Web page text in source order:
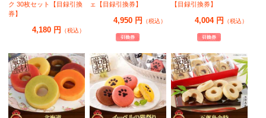
ク 30枚セット【目録引換
券】
4,180 円 （税込）
ェ【目録引換券】
4,950 円 （税込）
【目録引換券】
4,004 円 （税込）